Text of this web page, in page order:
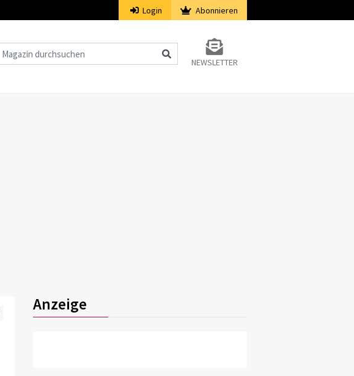
Login Abonnieren
NEWSLETTER
Anzeige